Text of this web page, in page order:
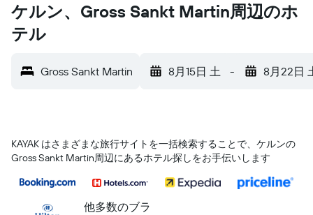
ケルン、Gross Sankt Martin周辺のホ
テル
Gross Sankt Martin 8月15日 土 - 8月22日
KAYAK はさまざまな旅行サイトを一括検索することで、ケルン​の
Gross Sankt Martin​周辺にあるホテル探しをお手伝いします
他多数のブラ